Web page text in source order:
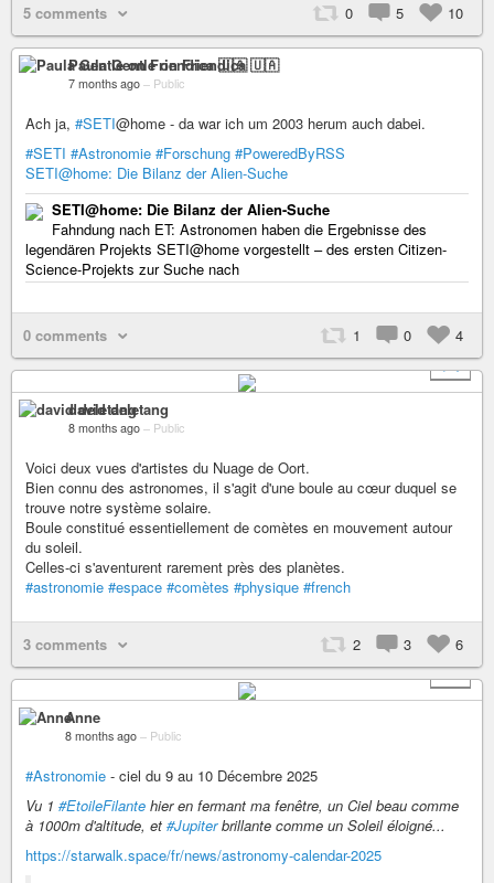
5 comments 0 5 10
Paula Gentle on Friendica 🇺🇦
7 months ago – Public
Ach ja, #SETI@home - da war ich um 2003 herum auch dabei.
#SETI #Astronomie #Forschung #PoweredByRSS
SETI@home: Die Bilanz der Alien-Suche
SETI@home: Die Bilanz der Alien-Suche
Fahndung nach ET: Astronomen haben die Ergebnisse des
legendären Projekts SETI@home vorgestellt – des ersten Citizen-
Science-Projekts zur Suche nach
0 comments 1 0
4
+ 1
david deletang
8 months ago – Public
Voici deux vues d'artistes du Nuage de Oort.
Bien connu des astronomes, il s'agit d'une boule au cœur duquel se
trouve notre système solaire.
Boule constitué essentiellement de comètes en mouvement autour
du soleil.
Celles-ci s'aventurent rarement près des planètes.
#astronomie #espace #comètes #physique #french
3 comments 2 3
6
+ 1
Anne
8 months ago – Public
#Astronomie - ciel du 9 au 10 Décembre 2025
Vu 1 #EtoileFilante hier en fermant ma fenêtre, un Ciel beau comme
à 1000m d'altitude, et #Jupiterbrillante comme un Soleil éloigné...
https://starwalk.space/fr/news/astronomy-calendar-2025